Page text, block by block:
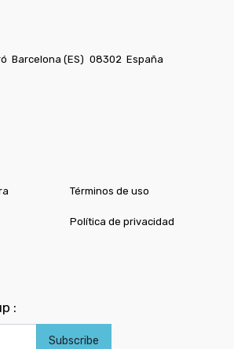
Barcelona (ES) 08302 España
Términos de uso
Política de privacidad
:
Subscribe